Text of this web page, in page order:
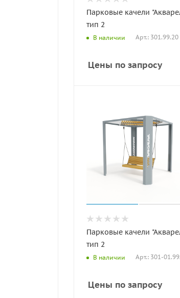
Парковые качели
тип 2
В наличии Арт.: 301.99.20
Цены по запросу
Парковые качели
тип 2
В наличии Арт.: 301-
Цены по запросу